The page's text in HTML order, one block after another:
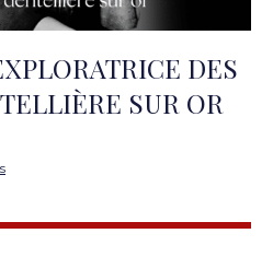
DES
SUR OR